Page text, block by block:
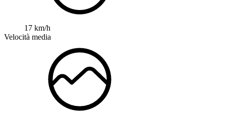
17 km/h
Velocità media